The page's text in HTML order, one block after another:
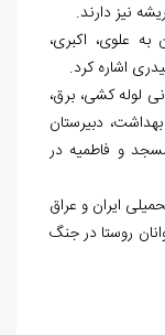
نیز دارند.
به علوی، اکبری،
اشاره کرد.
لوله کشی، برق،
دبیرستان
و فاطمیه در
ایران و عراق
داشتند. 3 نفر از جوانان روستا در جنگ